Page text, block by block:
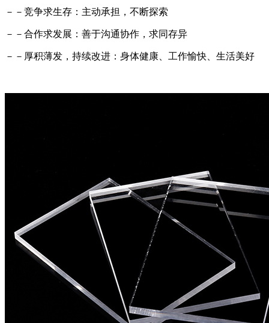
－－竞争求生存：主动承担，不断探索
－－合作求发展：善于沟通协作，求同存异
－－厚积薄发，持续改进：身体健康、工作愉快、生活美好